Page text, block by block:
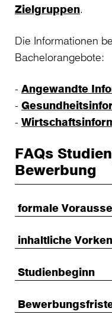
Zielgruppen.
Die Informationen
Bachelorangebote:
Angewandte
FAQs
Bewerbung
formale
inhaltliche
Studienbeginn